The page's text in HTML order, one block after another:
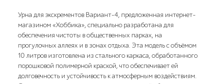
Урна для экскрементов Вариант-4, предложенная интернет-
магазином «Хоббика», специально разработана для
обеспечения чистоты в общественных парках, на
прогулочных аллеях и в зонах отдыха. Эта модель с объёмом
10 литров изготовлена из стального каркаса, обработанного
порошковой полимерной краской, что обеспечивает ей
долговечность и устойчивость к атмосферным воздействиям.